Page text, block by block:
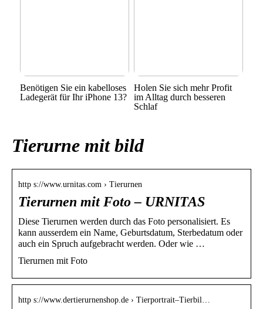
Benötigen Sie ein kabelloses
Ladegerät für Ihr iPhone 13?
Holen Sie sich mehr Profit
im Alltag durch besseren
Schlaf
Tierurne mit bild
http s://www.urnitas.com › Tierurnen
Tierurnen mit Foto – URNITAS
Diese Tierurnen werden durch das Foto personalisiert. Es
kann ausserdem ein Name, Geburtsdatum, Sterbedatum oder
auch ein Spruch aufgebracht werden. Oder wie …
Tierurnen mit Foto
http s://www.dertierurnenshop.de › Tierportrait–Tierbil…